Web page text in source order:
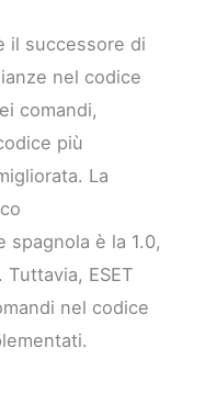
il successore di
nel codice
comandi,
più
La
spagnola è la 1.0,
ESET
nel codice